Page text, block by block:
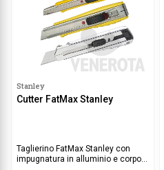
Stanley
Cutter FatMax Stanley
Taglierino FatMax Stanley con
impugnatura in alluminio e corpo